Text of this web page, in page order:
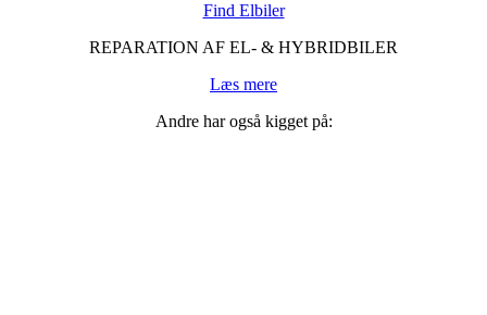
Find Elbiler
REPARATION AF EL- & HYBRIDBILER
Læs mere
Andre har også kigget på: